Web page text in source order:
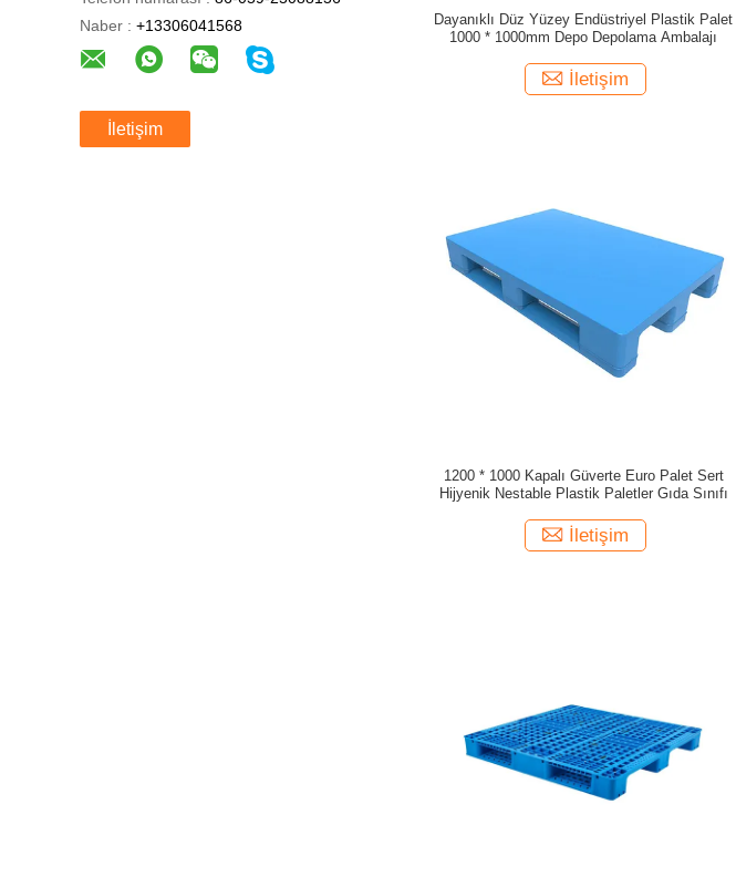
Naber : +13306041568
İletişim
Dayanıklı Düz ​​Yüzey Endüstriyel Plastik Palet
1000 * 1000mm Depo Depolama Ambalajı
İletişim
1200 * 1000 Kapalı Güverte Euro Palet Sert
Hijyenik Nestable Plastik Paletler Gıda Sınıfı
İletişim